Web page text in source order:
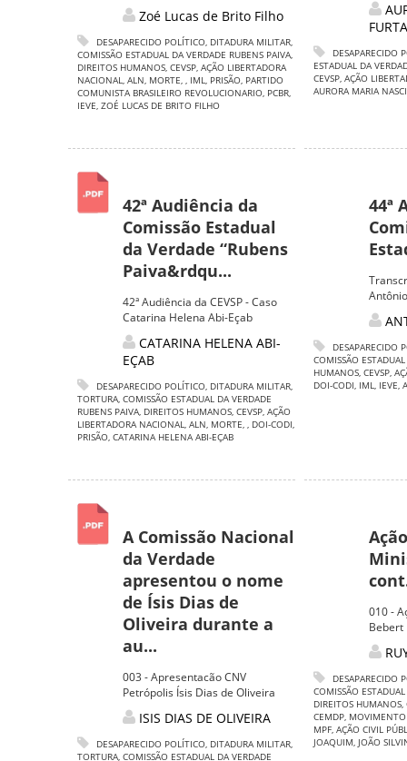
Zoé Lucas de Brito Filho
DESAPARECIDO POLÍTICO, DITADURA MILITAR,
COMISSÃO ESTADUAL DA VERDADE RUBENS PAIVA,
DIREITOS HUMANOS, CEVSP, AÇÃO LIBERTADORA
NACIONAL, ALN, MORTE, , IML, PRISÃO, PARTIDO
COMUNISTA BRASILEIRO REVOLUCIONARIO, PCBR,
IEVE, ZOÉ LUCAS DE BRITO FILHO
DESAPARECIDO
ESTADUAL DA
CEVSP, AÇÃO
AURORA MARIA
42ª Audiência da
Comissão Estadual
da Verdade “Rubens
Paiva&rdqu...
42ª Audiência da CEVSP - Caso
Catarina Helena Abi-Eçab
CATARINA HELENA ABI-
EÇAB
DESAPARECIDO POLÍTICO, DITADURA MILITAR,
TORTURA, COMISSÃO ESTADUAL DA VERDADE
RUBENS PAIVA, DIREITOS HUMANOS, CEVSP, AÇÃO
LIBERTADORA NACIONAL, ALN, MORTE, , DOI-CODI,
PRISÃO, CATARINA HELENA ABI-EÇAB
44ª
DESAPARECIDO
COMISSÃO
HUMANOS, CEVSP,
DOI-CODI, IML, IEVE,
A Comissão Nacional
da Verdade
apresentou o nome
de Ísis Dias de
Oliveira durante a
au...
003 - Apresentacão CNV
Petrópolis Ísis Dias de Oliveira
ISIS DIAS DE OLIVEIRA
DESAPARECIDO POLÍTICO, DITADURA MILITAR,
TORTURA, COMISSÃO ESTADUAL DA VERDADE
010 -
Bebert
DESAPARECIDO
COMISSÃO
DIREITOS HUMANOS,
CEMDP, MOVIMENTO
MPF, AÇÃO CIVIL
JOAQUIM, JOÃO